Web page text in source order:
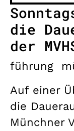
die
der
führung
Auf einer
die
Münchner